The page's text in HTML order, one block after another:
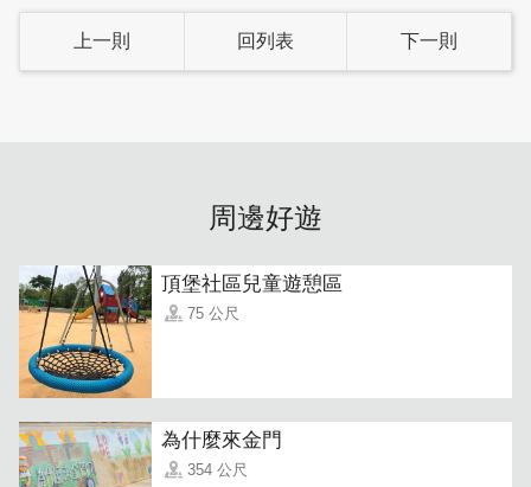
採光照明，典雅裝潢設計，柔軟的舒適床舖，讓旅人能夠感
受回到自家般的自在舒服。
上一則 回列表 下一則
周邊好遊
頂堡社區兒童遊憩區
75 公尺
為什麼來金門
354 公尺